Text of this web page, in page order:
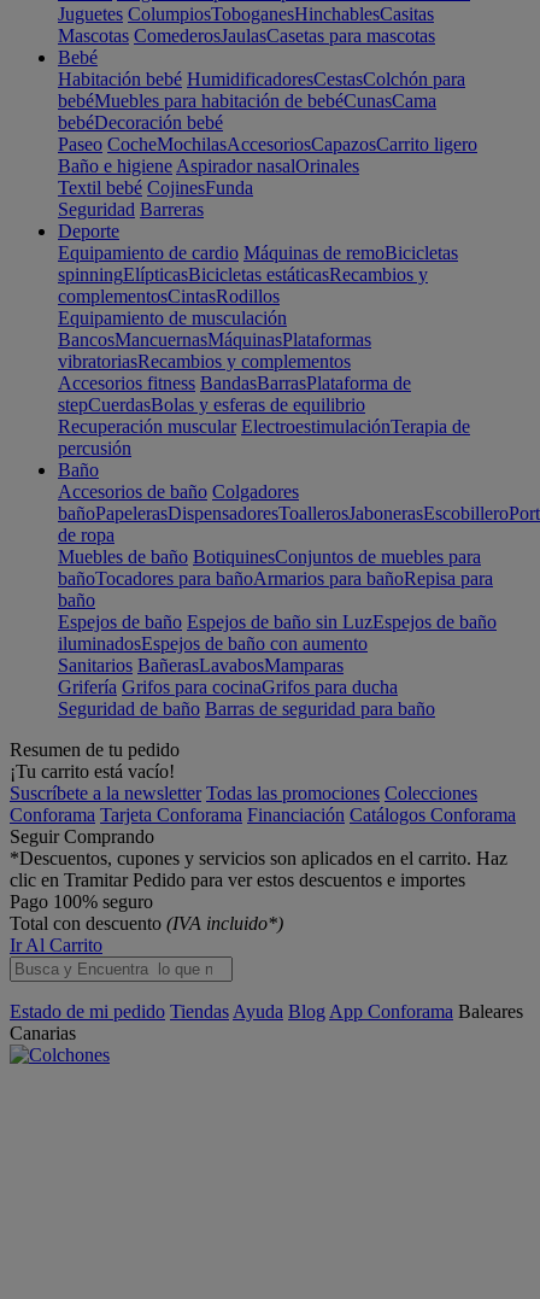
Juguetes ColumpiosToboganesHinchablesCasitas
Mascotas ComederosJaulasCasetas para mascotas
Bebé
Habitación bebé HumidificadoresCestasColchón para
bebéMuebles para habitación de bebéCunasCama
bebéDecoración bebé
Paseo CocheMochilasAccesoriosCapazosCarrito ligero
Baño e higiene Aspirador nasalOrinales
Textil bebé CojinesFunda
Seguridad Barreras
Deporte
Equipamiento de cardio Máquinas de remoBicicletas
spinningElípticasBicicletas estáticasRecambios y
complementosCintasRodillos
Equipamiento de musculación
BancosMancuernasMáquinasPlataformas
vibratoriasRecambios y complementos
Accesorios fitness BandasBarrasPlataforma de
stepCuerdasBolas y esferas de equilibrio
Recuperación muscular ElectroestimulaciónTerapia de
percusión
Baño
Accesorios de baño Colgadores
bañoPapelerasDispensadoresToallerosJabonerasEscobillero
de ropa
Muebles de baño BotiquinesConjuntos de muebles para
bañoTocadores para bañoArmarios para bañoRepisa para
baño
Espejos de baño Espejos de baño sin LuzEspejos de baño
iluminadosEspejos de baño con aumento
Sanitarios BañerasLavabosMamparas
Grifería Grifos para cocinaGrifos para ducha
Seguridad de baño Barras de seguridad para baño
Resumen de tu pedido
¡Tu carrito está vacío!
Suscríbete a la newsletter Todas las promociones Colecciones
Conforama Tarjeta Conforama Financiación Catálogos Conforama
Seguir Comprando
*Descuentos, cupones y servicios son aplicados en el carrito. Haz
clic en Tramitar Pedido para ver estos descuentos e importes
Pago 100% seguro
Total con descuento (IVA incluido*)
Ir Al Carrito
Estado de mi pedido Tiendas Ayuda Blog App Conforama Baleares
Canarias